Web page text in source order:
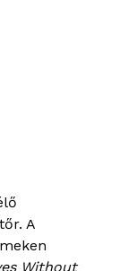
A
Without